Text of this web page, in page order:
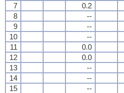
7
0.2
8
--
9
--
10
--
11
0.0
12
0.0
13
--
14
--
15
--
7
0.2
8
--
9
--
10
--
11
0.0
12
0.0
13
--
14
--
15
--
7
0.2
8
--
9
--
10
--
11
0.0
12
0.0
13
--
14
--
15
--
7
0.2
8
--
9
--
10
--
11
0.0
12
0.0
13
--
14
--
15
--